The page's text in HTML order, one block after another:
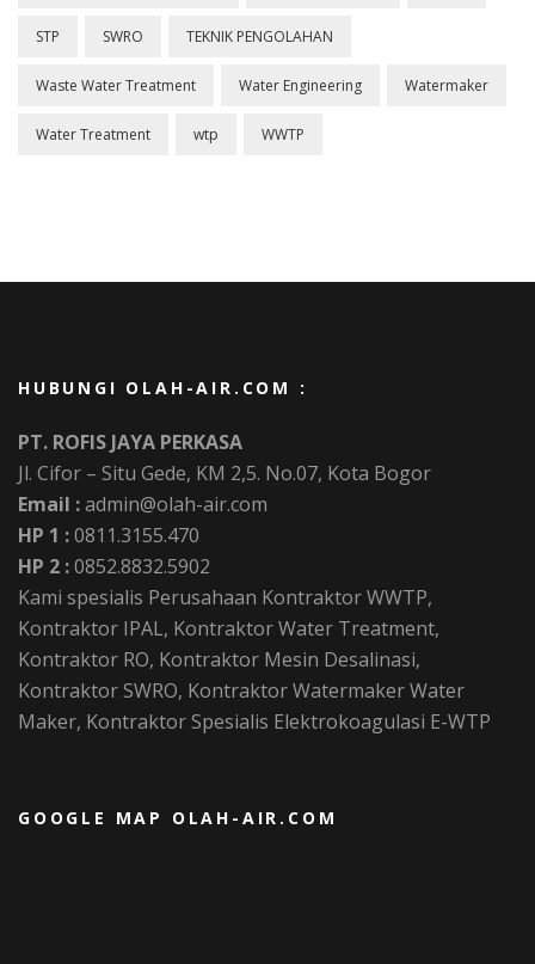
STP SWRO TEKNIK PENGOLAHAN
Waste Water Treatment Water Engineering Watermaker
Water Treatment wtp WWTP
HUBUNGI OLAH-AIR.COM :
PT. ROFIS JAYA PERKASA
Jl. Cifor – Situ Gede, KM 2,5. No.07, Kota Bogor
Email :admin@olah-air.com
HP 1 :0811.3155.470
HP 2 :0852.8832.5902
Kami spesialis Perusahaan Kontraktor WWTP,
Kontraktor IPAL, Kontraktor Water Treatment,
Kontraktor RO, Kontraktor Mesin Desalinasi,
Kontraktor SWRO, Kontraktor Watermaker Water
Maker, Kontraktor Spesialis Elektrokoagulasi E-WTP
GOOGLE MAP OLAH-AIR.COM